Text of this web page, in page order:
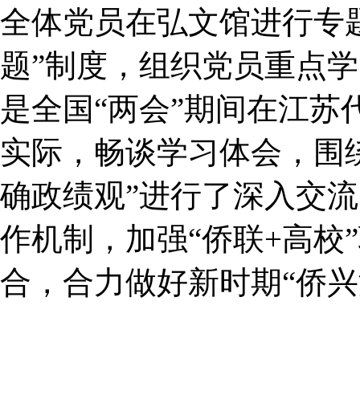
全体党员在弘文馆进行专
题”制度，组织党员重点
是全国“两会”期间在江
实际，畅谈学习体会，围
确政绩观”进行了深入交
作机制，加强“侨联+高
合，合力做好新时期“侨